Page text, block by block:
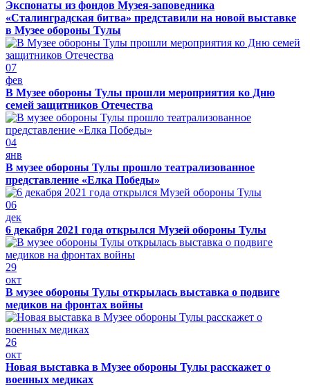
Экспонаты из фондов Музея-заповедника
«Сталинградская битва» представили на новой выставке
в Музее обороны Тулы
07
фев
В Музее обороны Тулы прошли мероприятия ко Дню
семей защитников Отечества
04
янв
В музее обороны Тулы прошло театрализованное
представление «Елка Победы»
06
дек
6 декабря 2021 года открылся Музей обороны Тулы
29
окт
В музее обороны Тулы открылась выставка о подвиге
медиков на фронтах войны
26
окт
Новая выставка в Музее обороны Тулы расскажет о
военных медиках